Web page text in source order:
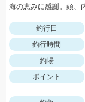
釣行日
釣行時間
釣場
ポイント